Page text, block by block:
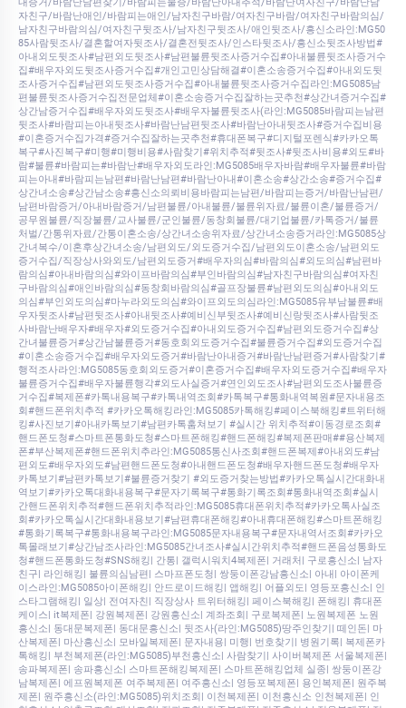
내증거/바람난남편찾기/바람피는물증/바람난아내추적/바람난여자친구/바람난남
자친구/바람난애인/바람피는애인/남자친구바람/여자친구바람/여자친구바람의심/
남자친구바람의심/여자친구뒷조사/남자친구뒷조사/애인뒷조사/흥신소라인:MG50
85사람뒷조사/결혼할여자뒷조사/결혼전뒷조사/인스타뒷조사/흥신소뒷조사방법#
아내외도뒷조사#남편외도뒷조사#남편불륜뒷조사증거수집#아내불륜뒷조사증거수
집#배우자외도뒷조사증거수집#개인고민상담해결#이혼소송증거수집#아내외도뒷
조사증거수집#남편외도뒷조사증거수집#아내불륜뒷조사증거수집라인:MG5085남
편불륜뒷조사증거수집전문업체#이혼소송증거수집잘하는곳추천#상간녀증거수집#
상간남증거수집#배우자외도뒷조사#배우자불륜뒷조사(라인:MG5085바람피는남편
뒷조사#바람피는아내뒷조사#바람난남편뒷조사#바람난아내뒷조사#증거수집비용
#이혼증거수집가격#증거수집잘하는곳추천#휴대폰복구#디지털포렌식#카카오톡
복구#사진복구#미행#미행비용#사람찾기#위치추적#뒷조사#뒷조사비용#외도#바
람#불륜#바람피는#바람난#배우자외도라인:MG5085배우자바람#배우자불륜#바람
피는아내#바람피는남편#바람난남편#바람난아내#이혼소송#상간소송#증거수집#
상간녀소송#상간남소송#흥신소의뢰비용바람피는남편/바람피는증거/바람난남편/
남편바람증거/아내바람증거/남편불륜/아내불륜/불륜위자료/불륜이혼/불륜증거/
공무원불륜/직장불륜/교사불륜/군인불륜/동창회불륜/대기업불륜/카톡증거/불륜
처벌/간통위자료/간통이혼소송/상간녀소송위자료/상간녀소송증거라인:MG5085상
간녀복수/이혼후상간녀소송/남편외도/외도증거수집/남편외도이혼소송/남편외도
증거수집/직장상사와외도/남편외도증거#배우자의심#바람의심#외도의심#남편바
람의심#아내바람의심#와이프바람의심#부인바람의심#남자친구바람의심#여자친
구바람의심#애인바람의심#동창회바람의심#골프장불륜#남편외도의심#아내외도
의심#부인외도의심#마누라외도의심#와이프외도의심라인:MG5085유부남불륜#배
우자뒷조사#남편뒷조사#아내뒷조사#예비신부뒷조사#예비신랑뒷조사#사람뒷조
사바람난배우자#배우자#외도증거수집#아내외도증거수집#남편외도증거수집#상
간녀불륜증거#상간남불륜증거#동호회외도증거수집#불륜증거수집#외도증거수집
#이혼소송증거수집#배우자외도증거#바람난아내증거#바람난남편증거#사람찾기#
행적조사라인:MG5085동호회외도증거#이혼증거수집#배우자외도증거수집#배우자
불륜증거수집#배우자불륜행각#외도사실증거#연인외도조사#남편외도조사불륜증
거수집#복제폰#카톡내용복구#카톡내역조회#카톡복구#통화내역복원#문자내용조
회#핸드폰위치추적 #카카오톡해킹라인:MG5085카톡해킹#페이스북해킹#트위터해
킹#사진보기#아내카톡보기#남편카톡훔쳐보기 #실시간 위치추적#이동경로조회#
핸드폰도청#스마트폰통화도청#스마트폰해킹#핸드폰해킹#복제폰판매##용산복제
폰#부산복제폰#핸드폰위치추라인:MG5085통신사조회#핸드폰복제#아내외도#남
편외도#배우자외도#남편핸드폰도청#아내핸드폰도청#배우자핸드폰도청#배우자
카톡보기#남편카톡보기#불륜증거찾기 #외도증거찾는방법#카카오톡실시간대화내
역보기#카카오톡대화내용복구#문자기록복구#통화기록조회#통화내역조회#실시
간핸드폰위치추적#핸드폰위치추적라인:MG5085휴대폰위치추적#카카오톡사실조
회#카카오톡실시간대화내용보기#남편휴대폰해킹#아내휴대폰해킹#스마트폰해킹
#통화기록복구#통화내용복구라인:MG5085문자내용복구#문자내역서조회#카카오
톡몰래보기#상간남조사라인:MG5085간녀조사#실시간위치추적#핸드폰음성통화도
청#핸드폰통화도청#SNS해킹| 간통| 갤럭시워치4복제폰| 거래처| 구로흥신소| 남자
친구| 라인해킹| 불륜의심남편| 스마프폰도청| 쌍둥이폰강남흥신소| 아내| 아이폰케
이스라인:MG5085아이폰해킹| 안드로이드해킹| 앱해킹| 어플외도| 영등포흥신소| 인
스타그램해킹| 일상| 전여자친| 직장상사 트위터해킹| 페이스북해킹| 폰해킹| 휴대폰
케이스| it복제폰| 강원복제폰| 강원흥신소| 계좌조회| 구로복제폰| 노원복제폰 노원
흥신소| 동대문복제폰| 동대문흥신소| 뒷조사(라인:MG5085)땅주인찾기| 떼인돈| 마
산복제폰| 마산흥신소| 모바일복제폰| 문자내용| 미행| 번호찾기| 병원기록| 복제폰카
톡해킹| 부천복제폰(라인:MG5085)부천흥신소| 사람찾기| 사이버복제폰 서울복제폰|
송파복제폰| 송파흥신소| 스마트폰해킹복제폰| 스마트폰해킹업체 실종| 쌍둥이폰강
남복제폰| 에프원복제폰 여주복제폰| 여주흥신소| 영등포복제폰| 용인복제폰| 원주복
제폰| 원주흥신소(라인:MG5085)위치조회| 이천복제폰| 이천흥신소 인천복제폰| 인